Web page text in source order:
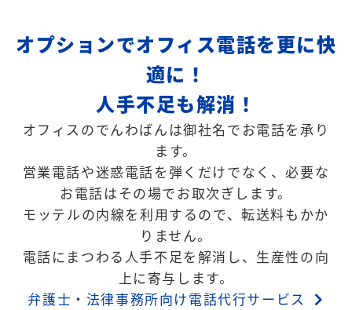
オプションでオフィス電話を更に快
適に！
人手不足も解消！
オフィスのでんわばんは御社名でお電話を承り
ます。
営業電話や迷惑電話を弾くだけでなく、必要な
お電話はその場でお取次ぎします。
モッテルの内線を利用するので、転送料もかか
りません。
電話にまつわる人手不足を解消し、生産性の向
上に寄与します。
弁護士・法律事務所向け電話代行サービス